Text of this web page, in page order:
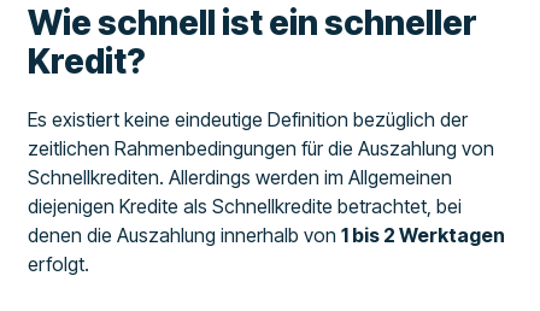
Wie schnell ist ein schneller
Kredit?
Es existiert keine eindeutige Definition bezüglich der
zeitlichen Rahmenbedingungen für die Auszahlung von
Schnellkrediten. Allerdings werden im Allgemeinen
diejenigen Kredite als Schnellkredite betrachtet, bei
denen die Auszahlung innerhalb von1 bis 2 Werktagen
erfolgt.